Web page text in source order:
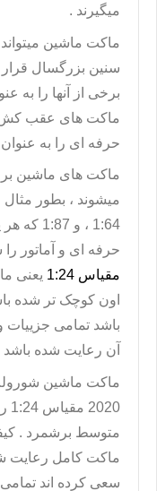
میگیرند .
ماکت ماشین
سنین بزرگسال قرار
برخی از آنها را به
ماکت های عقب کش
حرفه ای را به
ماکت های ماشین
1:64 ، و
حرفه ای و آماتور
مقیاس 1:24
اون کوچک تر شده
باشد تمامی جزییات
آن رعایت شده باشد
ماکت ماشین
متوسط برشمرد .
ماکت کامل رعایت
سعی کرده اند